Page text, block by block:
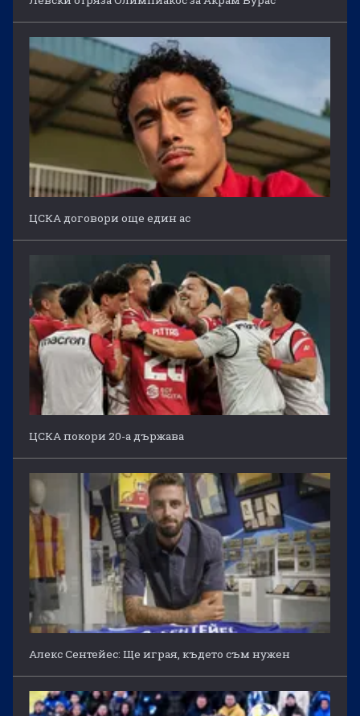
ЦСКА договори още един ас
ЦСКА покори 20-а държава
Алекс Сентейес: Ще играя, където съм нужен